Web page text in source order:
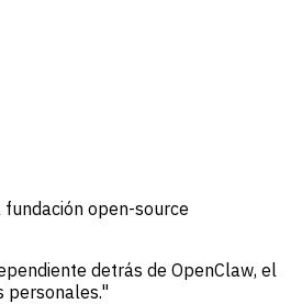
open-source
detrás de OpenClaw, el
personales."